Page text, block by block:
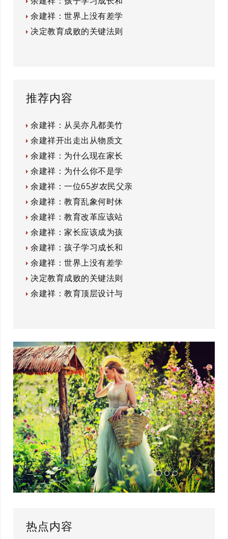
余建祥：世界上没有差学
决定教育成败的关键法则
推荐内容
余建祥：从吴亦凡都美竹
余建祥开出走出从物质文
余建祥：为什么现在家长
余建祥：为什么你不是学
余建祥：一位65岁农民父亲
余建祥：教育乱象何时休
余建祥：教育改革应该站
余建祥：家长应该成为孩
余建祥：孩子学习成长和
余建祥：世界上没有差学
决定教育成败的关键法则
余建祥：教育顶层设计与
热点内容